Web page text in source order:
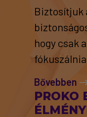
Biztosítjuk
hogy csak
Bővebben
PROKO